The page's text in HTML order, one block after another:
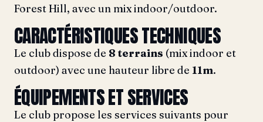
Forest Hill, avec un mix indoor/outdoor.
CARACTÉRISTIQUES TECHNIQUES
Le club dispose de 8 terrains (mix indoor et
outdoor) avec une hauteur libre de 11m.
ÉQUIPEMENTS ET SERVICES
Le club propose les services suivants pour